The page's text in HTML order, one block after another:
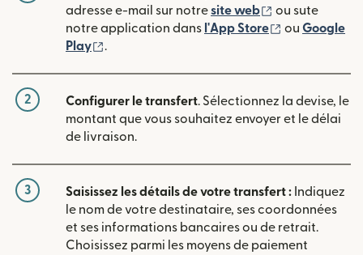
adresse e-mail sur notresite web (s'ouvre dans
ou sute
notre application dans l'App Store (s'ouvre
ou Google
Play
.
2 Configurer le transfert. Sélectionnez la devise, le
montant que vous souhaitez envoyer et le délai
de livraison.
3 Saisissez les détails de votre transfert : Indiquez
le nom de votre destinataire, ses coordonnées
et ses informations bancaires ou de retrait.
Choisissez parmi les moyens de paiement